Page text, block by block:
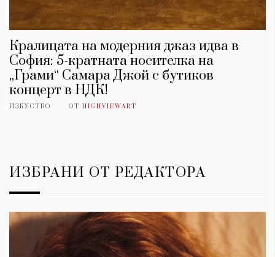
Кралицата на модерния джаз идва в
София: 5-кратната носителка на
„Грами“ Самара Джой с бутиков
концерт в НДК!
ИЗКУСТВО ОТ HIGHVIEWART
ИЗБРАНИ ОТ РЕДАКТОРА